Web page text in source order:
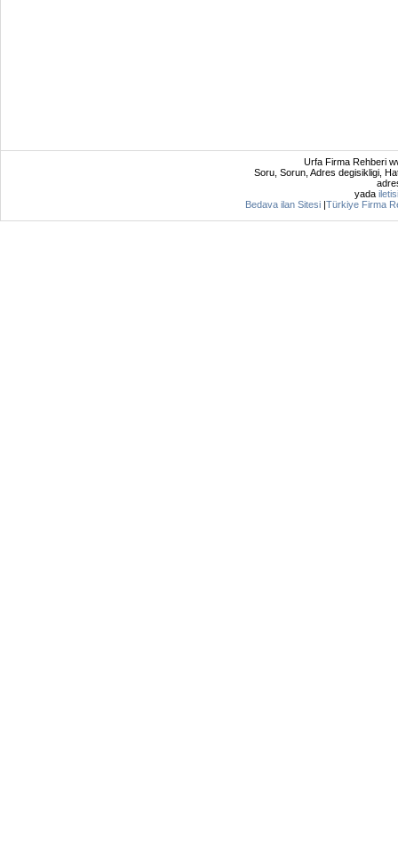
Urfa Firma Rehberi
Soru, Sorun, Adres degisikligi,
yada
Bedava ilan Sitesi |Türkiye Firma